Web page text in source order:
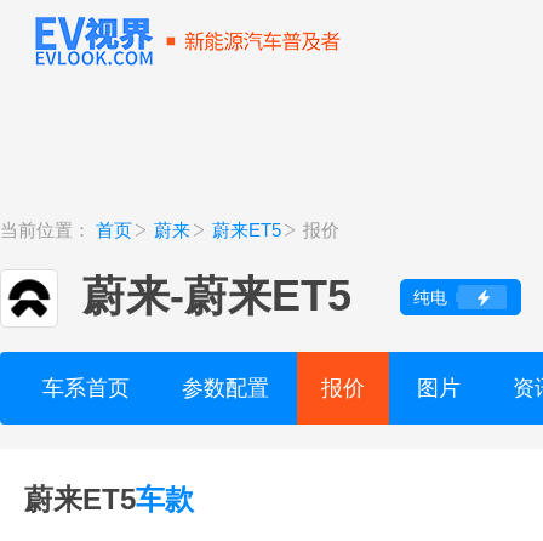
当前位置： 首页 蔚来 蔚来ET5 报价
蔚来-蔚来ET5 纯电
车系首页 参数配置 报价 图片 资
蔚来ET5车款